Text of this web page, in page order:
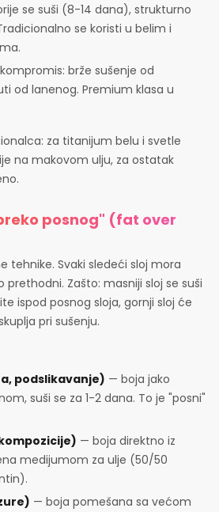
se suši (8-14 dana), strukturno
se koristi u belim i
brže sušenje od
od lanenog. Premium klasa u
za titanijum belu i svetle
na makovom ulju, za ostatak
posnog" (fat over
tehnike. Svaki sledeći sloj mora
prethodni. Zašto: masniji sloj se suši
ispod posnog sloja, gornji sloj će
pri sušenju.
podslikavanje) — boja jako
suši se za 1-2 dana. To je "posni"
— boja direktno iz
medijumom za ulje (50/50
— boja pomešana sa većom